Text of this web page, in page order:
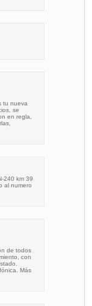
tu nueva
se
en regla,
240 km 39
al numero
de todos
con
Más